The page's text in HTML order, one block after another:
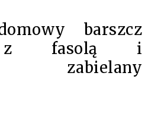
barszcz
z fasolą i
zabielany